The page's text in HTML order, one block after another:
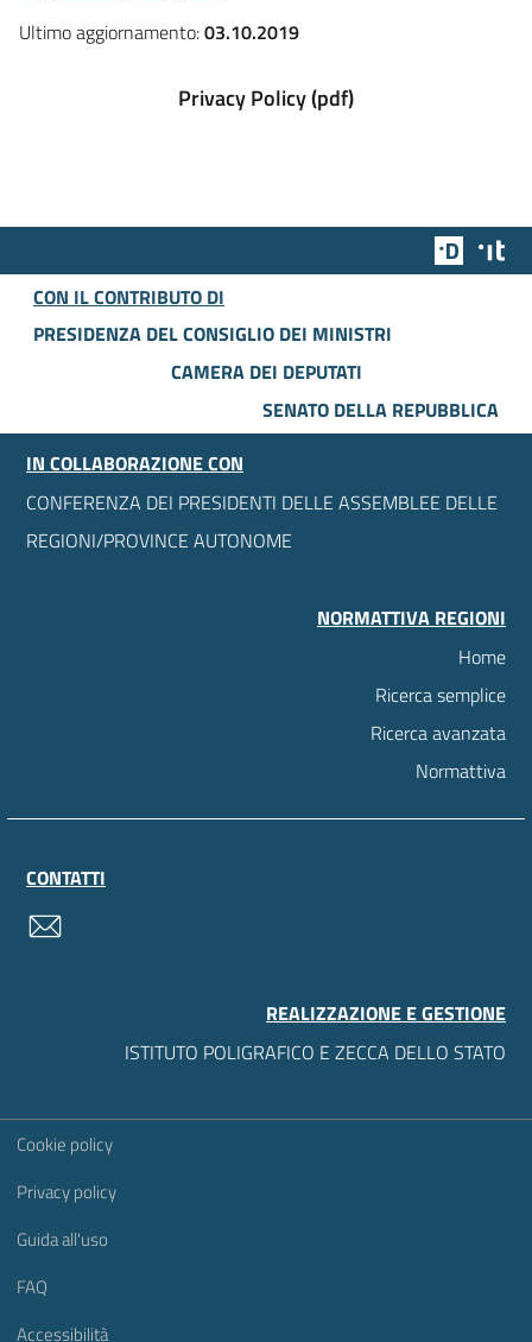
Ultimo aggiornamento:03.10.2019
Privacy Policy (pdf)
Team
CON IL CONTRIBUTO DI
PRESIDENZA DEL CONSIGLIO DEI MINISTRI
CAMERA DEI DEPUTATI
SENATO DELLA REPUBBLICA
IN COLLABORAZIONE CON
CONFERENZA DEI PRESIDENTI DELLE ASSEMBLEE DELLE
REGIONI/PROVINCE AUTONOME
NORMATTIVA REGIONI
Home
Ricerca semplice
Ricerca avanzata
Normattiva
CONTATTI
REALIZZAZIONE E GESTIONE
ISTITUTO POLIGRAFICO E ZECCA DELLO STATO
Sezione Link Utili
Cookie policy
Privacy policy
Guida all'uso
FAQ
Accessibilità